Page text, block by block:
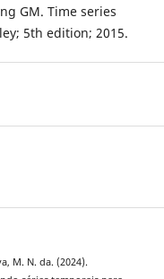
GM. Time series
5th edition; 2015.
M. N. da. (2024).